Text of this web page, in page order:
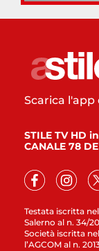
Testata iscritta
Salerno al n. 34/
Società iscritta
l’AGCOM al n.
Scarica l'app
STILE TV HD
CANALE 78